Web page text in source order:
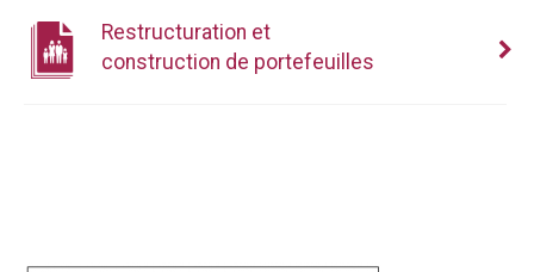
Restructuration et
construction de portefeuilles